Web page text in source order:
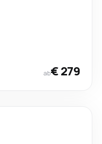
ab€ 279